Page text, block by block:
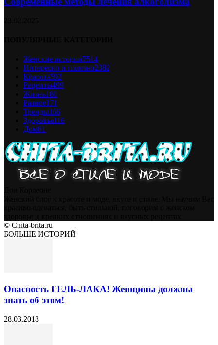
Женские истории7514
Интересно и полезно2382
Красота592
Рецепты499
Жизнь180
Разное171
Тренды166
Здоровье116
Дом81
© Chita-brita.ru
БОЛЬШЕ ИСТОРИЙ
Опасность ГЕЛЬ-ЛАКА! Женщины должны
знать об этом!
28.03.2018